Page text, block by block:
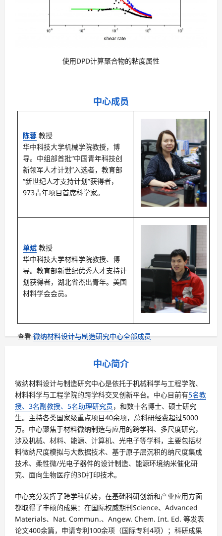
使用DPD计算聚合物的粘度属性
中心成员
陈蓉 教授
华中科技大学机械学院教授，博
导。中组部首批“中国青年科技创
新领军人才计划”入选者，教育部
“新世纪人才支持计划”获得者，
973青年项目首席科学家。
单斌 教授
华中科技大学材料学院教授、博
导。教育部新世纪优秀人才支持计
划获得者，湖北省杰出青年。美国
材料学会会员。
查看微纳材料设计与制造研究中心全部成员
中心简介
微纳材料设计与制造研究中心是依托于机械科学与工程学院、
材料科学与工程学院的跨学科交叉创新平台。中心目前有5名教
授、3名副教授、5名助理研究员 ，和数十名博士、硕士研究
生。主持各类国家级重点项目40余项，总科研经费超过5000
万。中心聚焦于材料微纳制造与应用的跨学科、多尺度研究，
涉及机械、材料、能源、计算机、光电子等学科，主要包括材
料微纳尺度模拟与大数据技术、基于原子层沉积的纳尺度集成
技术、柔性微/光电子器件的设计制造、能源环境纳米催化研
究、面向生物医疗的3D打印技术。
中心充分发挥了跨学科优势，在基础科研创新和产业应用方面
都取得了丰硕的成果：在国际权威期刊Science、Advanced
Materials、Nat. Commun.、Angew. Chem. Int. Ed. 等发表
论文400余篇，申请专利100余项（国际专利4项）；科研成果